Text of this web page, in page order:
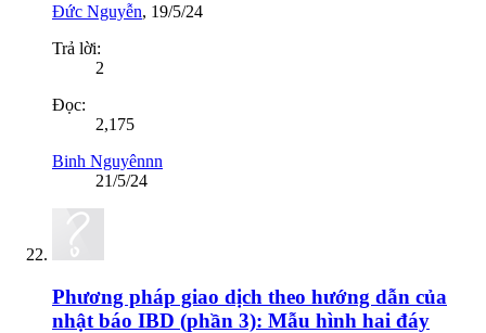
Đức Nguyễn, 19/5/24
Trả lời:
2
Đọc:
2,175
Binh Nguyênnn
21/5/24
Phương pháp giao dịch theo hướng dẫn của
nhật báo IBD (phần 3): Mẫu hình hai đáy